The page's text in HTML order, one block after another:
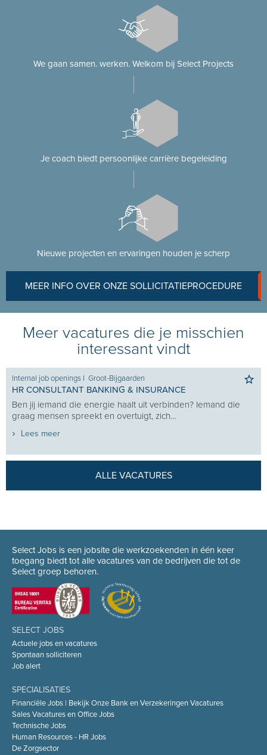
We gaan samen. werken. Welkom bij Select Projects
Je coach biedt persoonlijke carrière begeleiding
Nieuwe projecten en ervaringen houden je scherp
MEER INFO OVER ONZE SOLLICITATIEPROCEDURE
Meer vacatures die je misschien
interessant vindt
Internal job openings I Groot-Bijgaarden
HR CONSULTANT BANKING & INSURANCE
Ben jij iemand die energie haalt uit verbinden? Iemand die
graag mensen spreekt en overtuigt, zich...
Lees meer
ALLE VACATURES
Select Jobs is een jobsite die werkzoekenden in één keer
toegang biedt tot alle vacatures van de bedrijven die tot de
Select groep behoren.
SELECT JOBS
Actuele jobs en vacatures
Spontaan solliciteren
Job alert
SPECIALISATIES
Financiële Jobs | Bekijk Onze Bank en Verzekeringen Vacatures
Sales Vacatures en Office Jobs
Technische Jobs
Human Resources - HR Jobs
De Zorgsector